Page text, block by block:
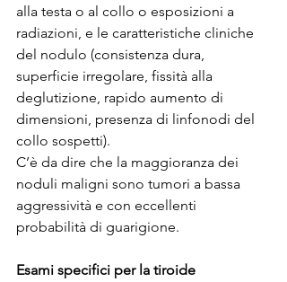
alla testa o al collo o esposizioni a
radiazioni, e le caratteristiche cliniche
del nodulo (consistenza dura,
superficie irregolare, fissità alla
deglutizione, rapido aumento di
dimensioni, presenza di linfonodi del
collo sospetti).
C’è da dire che la maggioranza dei
noduli maligni sono tumori a bassa
aggressività e con eccellenti
probabilità di guarigione.
Esami specifici per la tiroide